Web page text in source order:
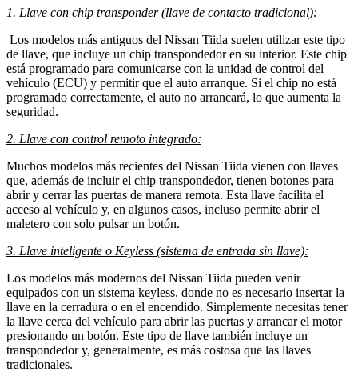
1. Llave con chip transponder (llave de contacto tradicional):
Los modelos más antiguos del Nissan Tiida suelen utilizar este tipo
de llave, que incluye un chip transpondedor en su interior. Este chip
está programado para comunicarse con la unidad de control del
vehículo (ECU) y permitir que el auto arranque. Si el chip no está
programado correctamente, el auto no arrancará, lo que aumenta la
seguridad.
2. Llave con control remoto integrado:
Muchos modelos más recientes del Nissan Tiida vienen con llaves
que, además de incluir el chip transpondedor, tienen botones para
abrir y cerrar las puertas de manera remota. Esta llave facilita el
acceso al vehículo y, en algunos casos, incluso permite abrir el
maletero con solo pulsar un botón.
3. Llave inteligente o Keyless (sistema de entrada sin llave):
Los modelos más modernos del Nissan Tiida pueden venir
equipados con un sistema keyless, donde no es necesario insertar la
llave en la cerradura o en el encendido. Simplemente necesitas tener
la llave cerca del vehículo para abrir las puertas y arrancar el motor
presionando un botón. Este tipo de llave también incluye un
transpondedor y, generalmente, es más costosa que las llaves
tradicionales.